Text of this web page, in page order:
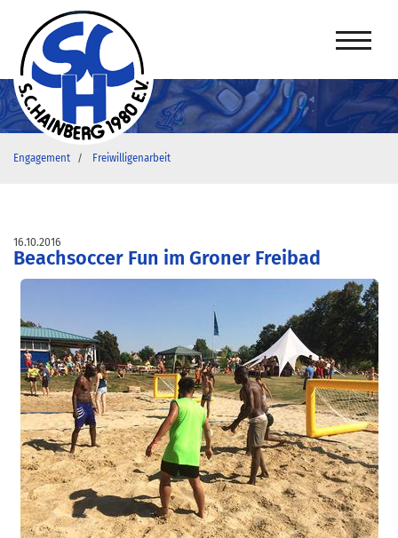
Engagement Freiwilligenarbeit
16.10.2016
Beachsoccer Fun im Groner Freibad